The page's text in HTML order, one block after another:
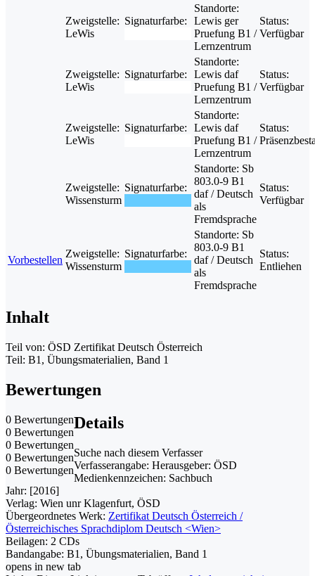
Zweigstelle:
LeWis
Signaturfarbe:
Standorte:
Lewis ger
Pruefung B1 /
Lernzentrum
Status:
Verfügbar
Zweigstelle:
LeWis
Signaturfarbe:
Standorte:
Lewis daf
Pruefung B1 /
Lernzentrum
Status:
Verfügbar
Zweigstelle:
LeWis
Signaturfarbe:
Standorte:
Lewis daf
Pruefung B1 /
Lernzentrum
Status:
Zweigstelle:
Wissensturm
Signaturfarbe:
Standorte: Sb
803.0-9 B1
daf / Deutsch
als
Fremdsprache
Status:
Verfügbar
Vorbestellen
Zweigstelle:
Wissensturm
Signaturfarbe:
Standorte: Sb
803.0-9 B1
daf / Deutsch
als
Fremdsprache
Status:
Entliehen
Inhalt
Teil von: ÖSD Zertifikat Deutsch Österreich
Teil: B1, Übungsmaterialien, Band 1
Bewertungen
0 Bewertungen
0 Bewertungen
0 Bewertungen
0 Bewertungen
0 Bewertungen
Details
Suche nach diesem Verfasser
Verfasserangabe: Herausgeber: ÖSD
Medienkennzeichen: Sachbuch
Jahr: [2016]
Verlag: Wien unr Klagenfurt, ÖSD
Übergeordnetes Werk: Zertifikat Deutsch Österreich /
Österreichisches Sprachdiplom Deutsch <Wien>
Beilagen: 2 CDs
Bandangabe: B1, Übungsmaterialien, Band 1
opens in new tab